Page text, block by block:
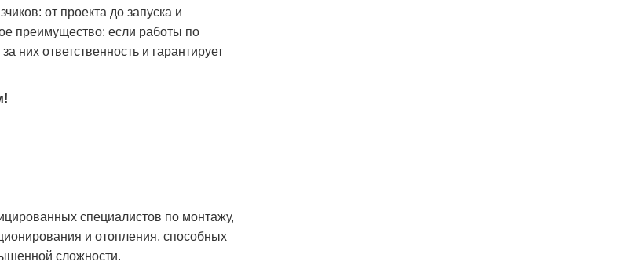
от проекта до запуска и
преимущество: если работы по
них ответственность и гарантирует
специалистов по монтажу,
и отопления, способных
сложности.